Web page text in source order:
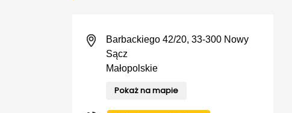
Barbackiego 42/20, 33-300 Nowy
Sącz
Małopolskie
Pokaż na mapie